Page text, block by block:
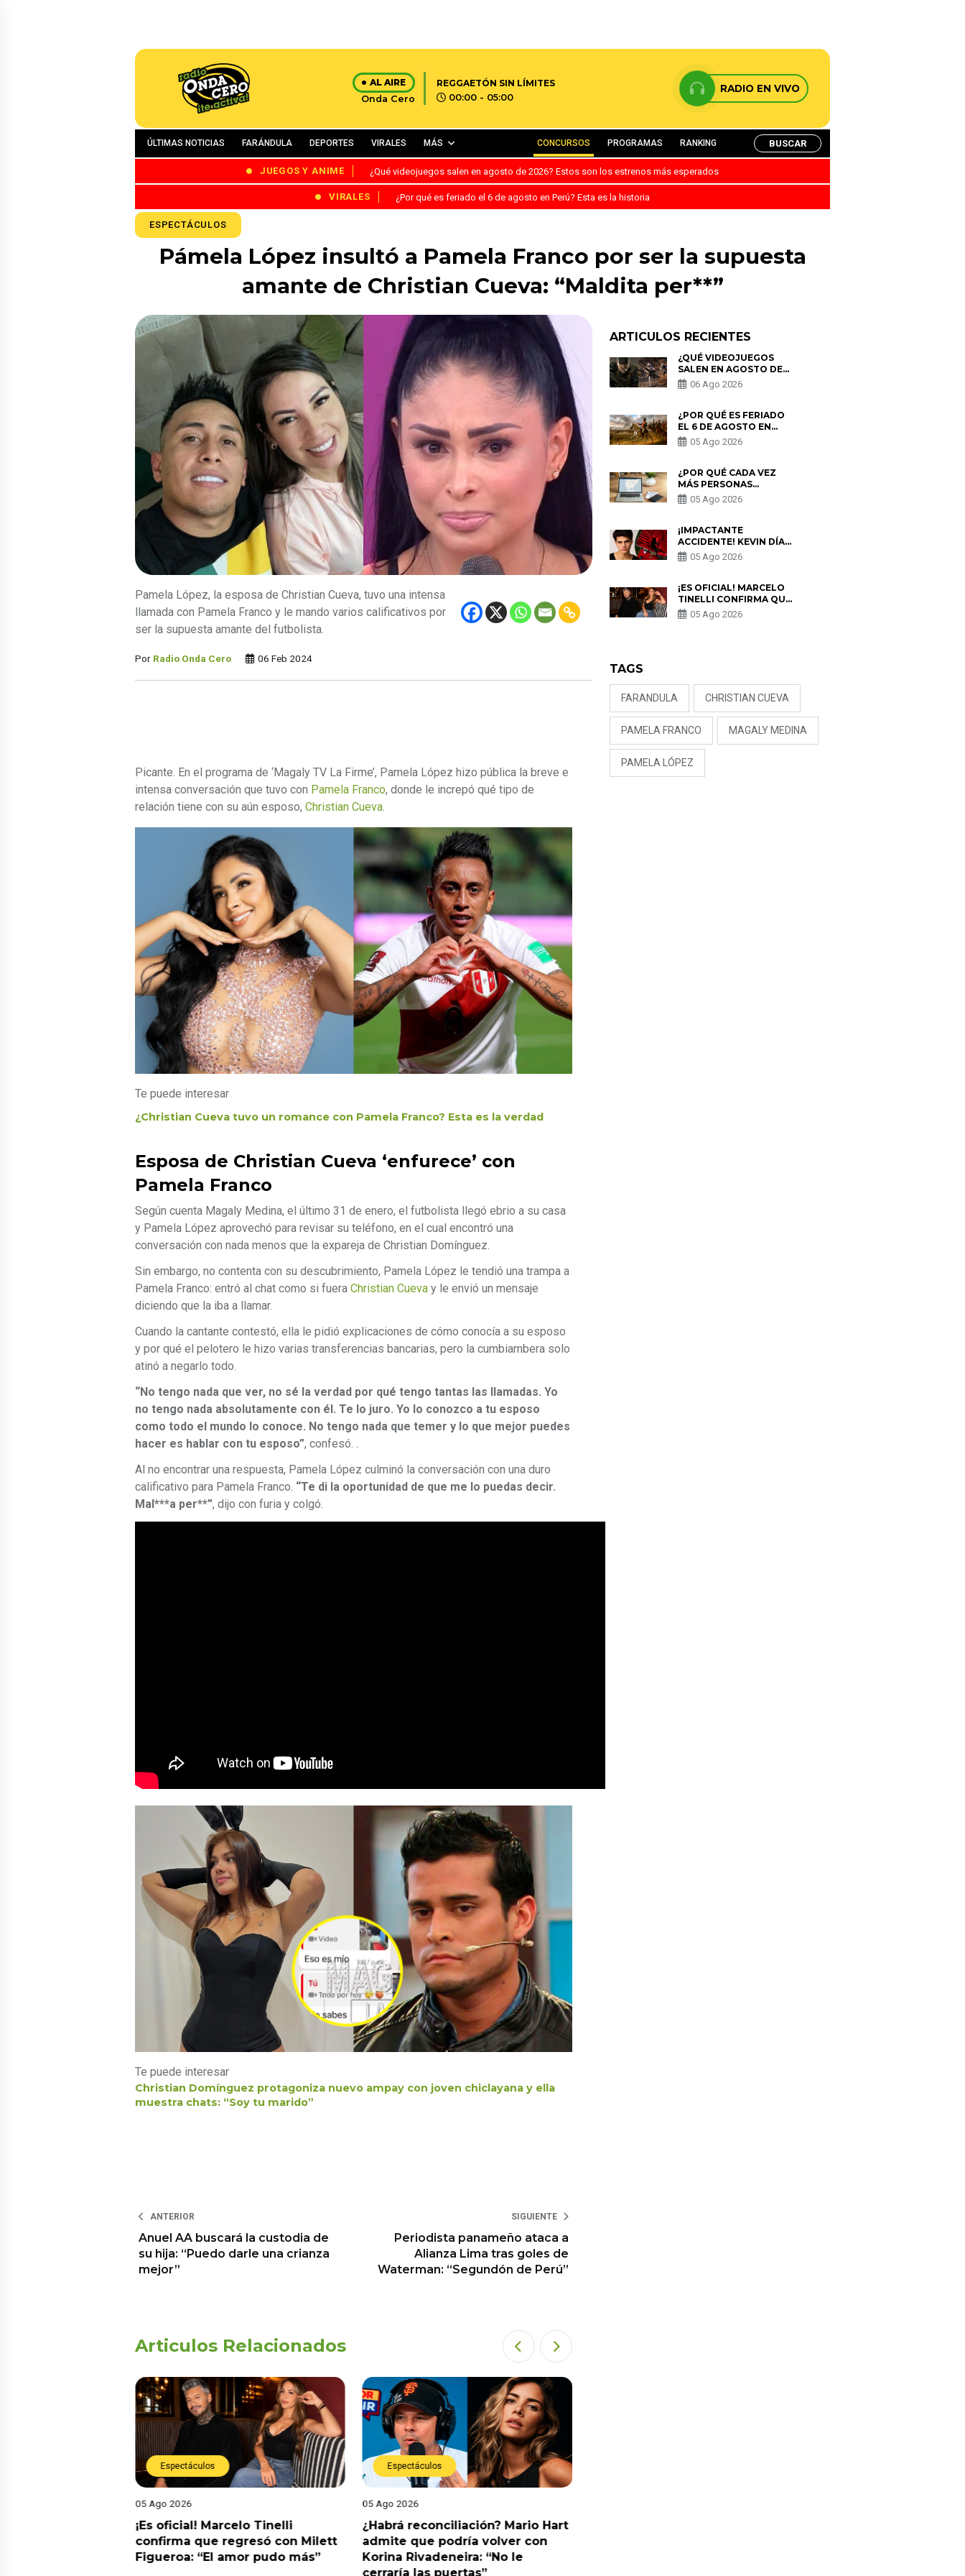
AL AIRE
Onda Cero
REGGAETÓN SIN LÍMITES
00:00 - 05:00
RADIO EN VIVO
ÚLTIMAS NOTICIAS FARÁNDULA DEPORTES VIRALES MÁS CONCURSOS PROGRAMAS RANKING BUSCAR
JUEGOS Y ANIME ¿Qué videojuegos salen en agosto de 2026? Estos son los estrenos más esperados
VIRALES ¿Por qué es feriado el 6 de agosto en Perú? Esta es la historia
ESPECTÁCULOS
Pámela López insultó a Pamela Franco por ser la supuesta
amante de Christian Cueva: “Maldita per**”
Pamela López, la esposa de Christian Cueva, tuvo una intensa
llamada con Pamela Franco y le mando varios calificativos por
ser la supuesta amante del futbolista.
Por Radio Onda Cero 06 Feb 2024
Picante. En el programa de ‘Magaly TV La Firme’, Pamela López hizo pública la breve e
intensa conversación que tuvo con Pamela Franco, donde le increpó qué tipo de
relación tiene con su aún esposo, Christian Cueva
Te puede interesar
¿Christian Cueva tuvo un romance con Pamela Franco? Esta es la verdad
Esposa de Christian Cueva ‘enfurece’ con
Pamela Franco
Según cuenta Magaly Medina, el último 31 de enero, el futbolista llegó ebrio a su casa
y Pamela López aprovechó para revisar su teléfono, en el cual encontró una
conversación con nada menos que la expareja de Christian Domínguez.
Sin embargo, no contenta con su descubrimiento, Pamela López le tendió una trampa a
Pamela Franco: entró al chat como si fuera Christian Cueva y le envió un mensaje
diciendo que la iba a llamar.
Cuando la cantante contestó, ella le pidió explicaciones de cómo conocía a su esposo
y por qué el pelotero le hizo varias transferencias bancarias, pero la cumbiambera solo
atinó a negarlo todo.
“No tengo nada que ver, no sé la verdad por qué tengo tantas las llamadas. Yo
no tengo nada absolutamente con él. Te lo juro. Yo lo conozco a tu esposo
como todo el mundo lo conoce. No tengo nada que temer y lo que mejor puedes
hacer es hablar con tu esposo”, confesó. .
Al no encontrar una respuesta, Pamela López culminó la conversación con una duro
calificativo para Pamela Franco. “Te di la oportunidad de que me lo puedas decir.
Mal***a per**”, dijo con furia y colgó.
Te puede interesar
Christian Domínguez protagoniza nuevo ampay con joven chiclayana y ella
muestra chats: “Soy tu marido”
ANTERIOR
Anuel AA buscará la custodia de
su hija: “Puedo darle una crianza
mejor”
SIGUIENTE
Periodista panameño ataca a
Alianza Lima tras goles de
Waterman: “Segundón de Perú”
Articulos Relacionados
Espectáculos
05 Ago 2026
¿Habrá reconciliación? Mario Hart
admite que podría volver con
Korina Rivadeneira: “No le
Espectáculos
05 Ago 2026
Naldy Saldaña cuenta el drama
que vivió en La Bella Luz tras
denuncia al director musical: “No
me parece justo”
ARTICULOS RECIENTES
¿QUÉ VIDEOJUEGOS
SALEN EN AGOSTO DE
2026? ESTOS SON LOS
ESTRENOS MÁS
06 Ago 2026
¿POR QUÉ ES FERIADO
EL 6 DE AGOSTO EN
PERÚ? ESTA ES LA
HISTORIA
05 Ago 2026
¿POR QUÉ CADA VEZ
MÁS PERSONAS
UTILIZAN UNA VPN
PARA PROTEGER SU
05 Ago 2026
¡IMPACTANTE
ACCIDENTE! KEVIN DÍAZ
CAE DESDE OCHO
METROS EN “ESTO ES
PREOCUPACIÓN
05 Ago 2026
¡ES OFICIAL! MARCELO
TINELLI CONFIRMA QUE
REGRESÓ CON MILETT
FIGUEROA: “EL AMOR
05 Ago 2026
TAGS
FARANDULA CHRISTIAN CUEVA
PAMELA FRANCO MAGALY MEDINA
PAMELA LÓPEZ